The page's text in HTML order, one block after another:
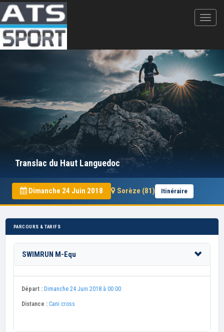
Translac du Haut Languedoc
Dimanche 24 Juin 2018 Sorèze (81) Itinéraire
PARCOURS & TARIFS
SWIMRUN M-Equ
Départ : Dimanche 24 Juin 2018 à 00:00
Distance : Cani cross